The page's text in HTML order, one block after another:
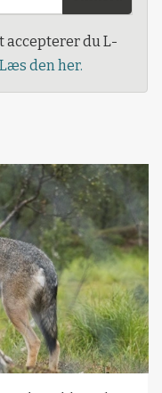
accepterer du L-
Læs den her.